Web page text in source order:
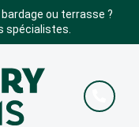
ou terrasse ?
spécialistes.